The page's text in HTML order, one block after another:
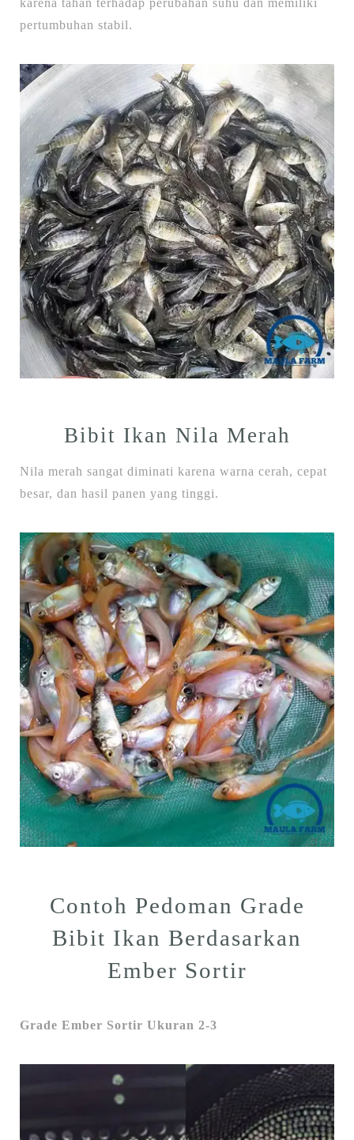
karena tahan terhadap perubahan suhu dan memiliki
pertumbuhan stabil.
Bibit Ikan Nila Merah
Nila merah sangat diminati karena warna cerah, cepat
besar, dan hasil panen yang tinggi.
Contoh Pedoman Grade
Bibit Ikan Berdasarkan
Ember Sortir
Grade Ember Sortir Ukuran 2-3